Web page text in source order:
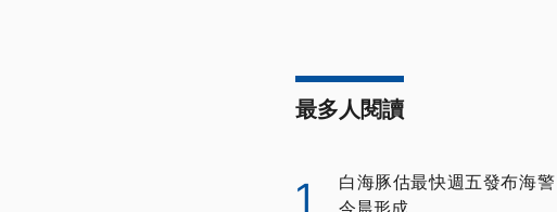
最多人閱讀
1
白海豚估最快週五發布海警